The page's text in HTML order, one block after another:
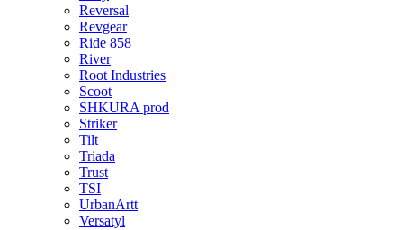
Reversal
Revgear
Ride 858
River
Root Industries
Scoot
SHKURA рrоd
Striker
Tilt
Triada
Trust
TSI
UrbanArtt
Versatyl